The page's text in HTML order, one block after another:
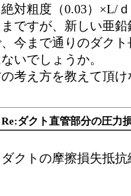
対粗度（0.03）×L/
ですが、新しい亜
今まで通りのダク
いでしょうか。
考え方を教えて頂
ダクト直管部分の圧力
ダクトの摩擦損失抵